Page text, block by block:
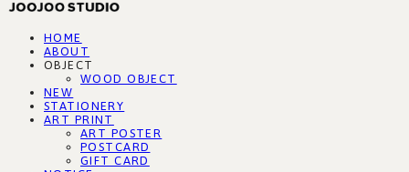
HOME
ABOUT
OBJECT
WOOD OBJECT
NEW
STATIONERY
ART PRINT
ART POSTER
POSTCARD
GIFT CARD